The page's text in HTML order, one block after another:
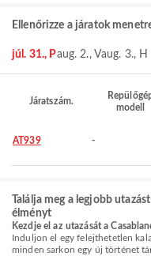
Ellenőrizze a járatok
júl. 31., Paug. 2., Vaug. 3., H
Járatszám.
modell
AT939 -
Találja meg a legjobb
élményt
Kezdje el az utazását a
Induljon el egy felejthetetlen
minden sarkon egy új történet